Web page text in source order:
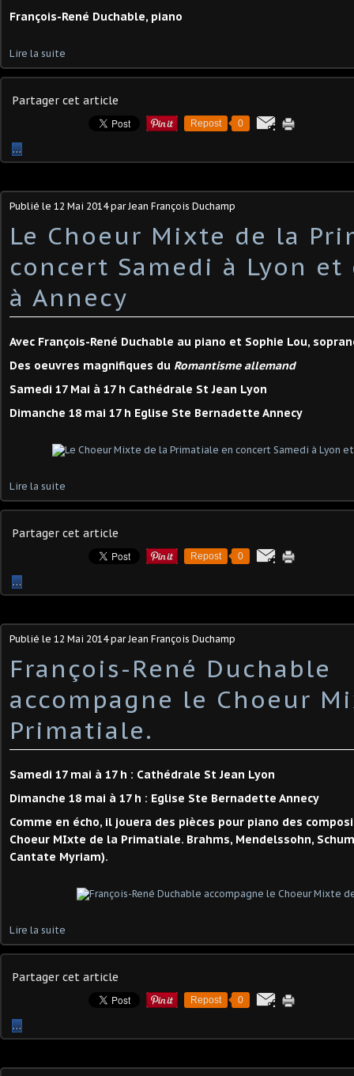
François-René Duchable, piano
Lire la suite
Partager cet article
Repost 0
…
Publié le 12 Mai 2014par Jean François Duchamp
Le Choeur Mixte de la
concert Samedi à Lyon
à Annecy
Avec François-René Duchable au piano et Sophie Lou,
Des oeuvres magnifiques du Romantisme allemand
Samedi 17 Mai à 17 h Cathédrale St Jean Lyon
Dimanche 18 mai 17 h Eglise Ste Bernadette Annecy
Lire la suite
Partager cet article
Repost 0
…
Publié le 12 Mai 2014par Jean François Duchamp
François-René Duchable
accompagne le Choeur
Primatiale.
Samedi 17 mai à 17 h : Cathédrale St Jean Lyon
Dimanche 18 mai à 17 h : Eglise Ste Bernadette Annecy
Comme en écho, il jouera des pièces pour piano des
Choeur MIxte de la Primatiale. Brahms, Mendelssohn,
Cantate Myriam).
Lire la suite
Partager cet article
Repost 0
…